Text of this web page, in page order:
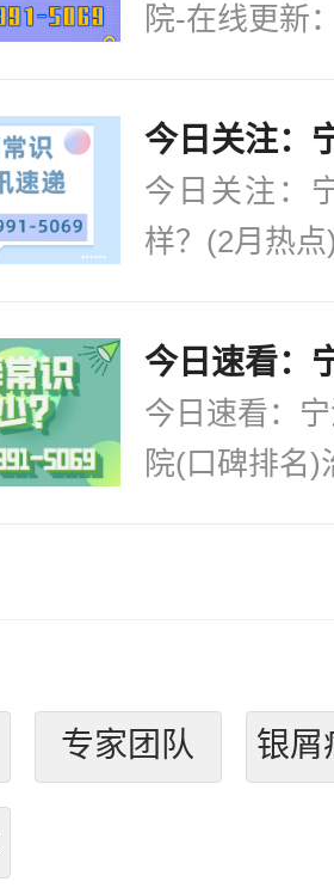
院-在线更新
今日关注：
样？(2月热
今日速看：
院(口碑排名)
专家团队 银屑